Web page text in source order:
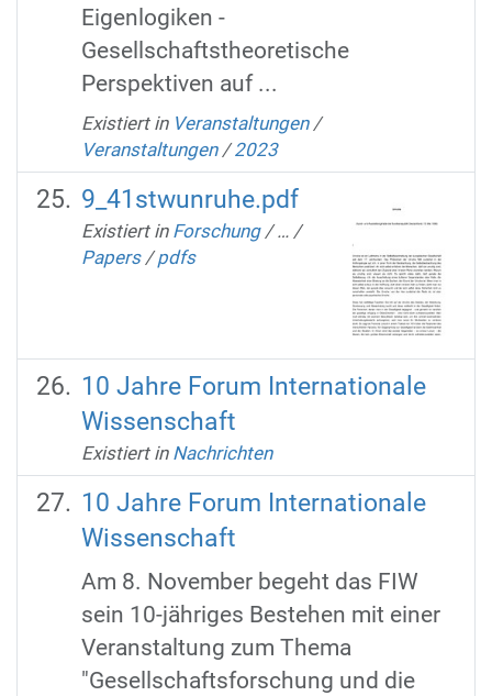
Eigenlogiken -
Gesellschaftstheoretische
Perspektiven auf ...
Existiert in Veranstaltungen /
Veranstaltungen /2023
9_41stwunruhe.pdf
Existiert in Forschung /… /
Papers /pdfs
10 Jahre Forum Internationale
Wissenschaft
Existiert in Nachrichten
10 Jahre Forum Internationale
Wissenschaft
Am 8. November begeht das FIW
sein 10-jähriges Bestehen mit einer
Veranstaltung zum Thema
"Gesellschaftsforschung und die